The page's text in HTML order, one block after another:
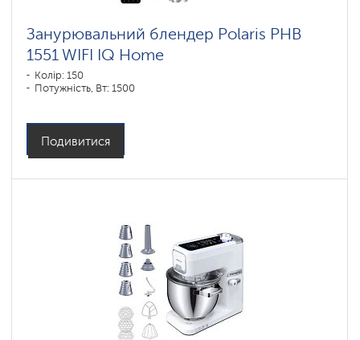
Занурювальний блендер Polaris PHB
1551 WIFI IQ Home
Колір: 150
Потужність, Вт: 1500
Подивитися